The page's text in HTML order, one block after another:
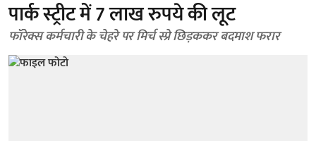
पार्क स्ट्रीट में 7 लाख रुपये की लूट
फॉरेक्स कर्मचारी के चेहरे पर मिर्च स्प्रे छिड़ककर बदमाश फरार